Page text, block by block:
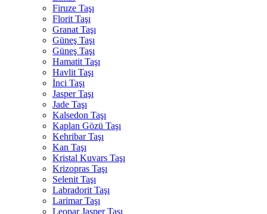
Firuze Taşı
Florit Taşı
Granat Taşı
Güneş Taşı
Güneş Taşı
Hamatit Taşı
Havlit Taşı
İnci Taşı
Jasper Taşı
Jade Taşı
Kalsedon Taşı
Kaplan Gözü Taşı
Kehribar Taşı
Kan Taşı
Kristal Kuvars Taşı
Krizopras Taşı
Selenit Taşı
Labradorit Taşı
Larimar Taşı
Leopar Jasper Taşı